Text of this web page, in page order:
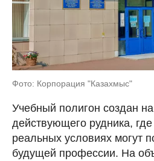
Фото: Корпорация "Казахмыс"
Учебный полигон создан
действующего рудника,
реальных условиях могут
будущей профессии. На